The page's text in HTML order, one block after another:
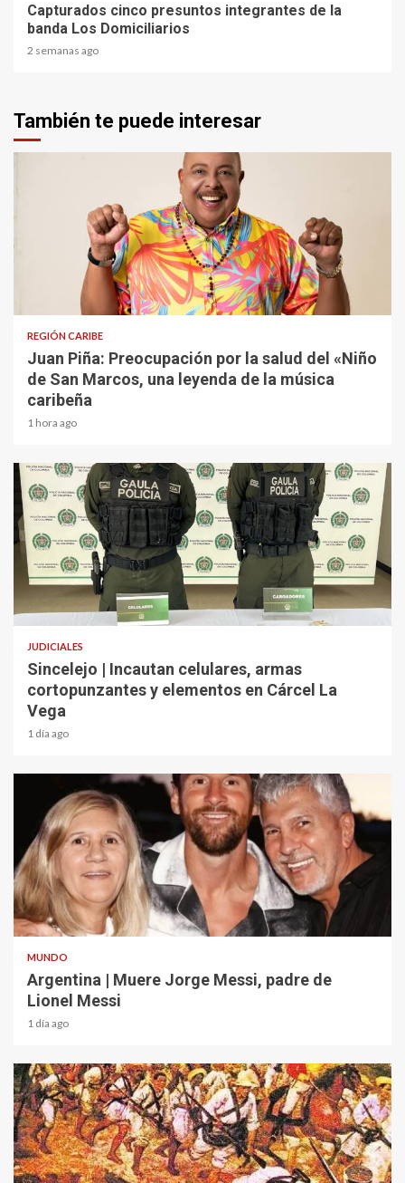
Capturados cinco presuntos integrantes de la
banda Los Domiciliarios
2 semanas ago
También te puede interesar
3 min read
REGIÓN CARIBE
Juan Piña: Preocupación por la salud del «Niño
de San Marcos, una leyenda de la música
caribeña
1 hora ago
2 min read
JUDICIALES
Sincelejo | Incautan celulares, armas
cortopunzantes y elementos en Cárcel La
Vega
1 día ago
2 min read
MUNDO
Argentina | Muere Jorge Messi, padre de
Lionel Messi
1 día ago